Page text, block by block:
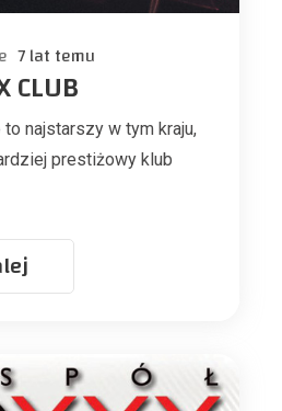
7 lat temu
CLUB
to najstarszy w tym kraju,
prestiżowy klub